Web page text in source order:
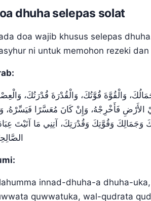
dhuha selepas solat
doa wajib khusus selepas
ni untuk memohon rezeki
وَالْقُوَّةَ قُوَّتُكَ، وَالْقُدْرَةَ قُدْرَتُكَ،
الأَرْضِ فَأَخْرِجْهُ، وَإِنْ كَانَ مُعَسَّرًا فَيَسِّرْهُ،
وَجَمَالِكَ وَقُوَّتِكَ وَقُدْرَتِكَ، آتِنِي مَا آتَيْتَ
innad-dhuha-a dhuha-
quwwatuka, wal-qudrata